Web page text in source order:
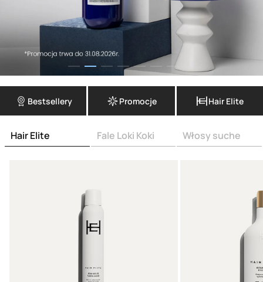
Bestsellery Promocje Hair Elite
Hair Elite Fale Loki Koki Włosy suche